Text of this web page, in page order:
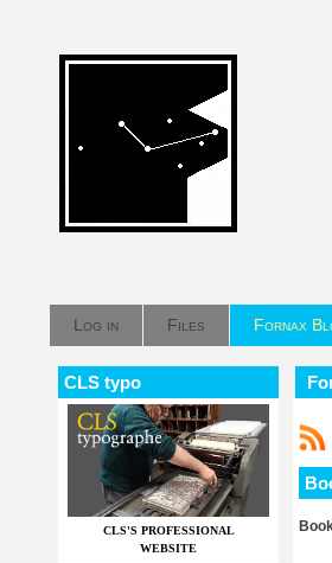
Log in Files Fornax
CLS typo
CLS'S PROFESSIONAL
WEBSITE